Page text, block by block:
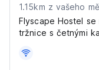
1.15km z vašeho
Flyscape Hostel
tržnice s četnými